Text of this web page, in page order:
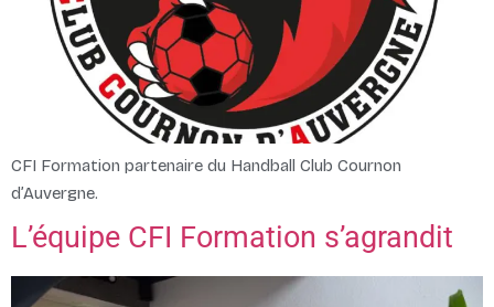
CFI Formation partenaire du Handball Club Cournon
d’Auvergne.
L’équipe CFI Formation s’agrandit